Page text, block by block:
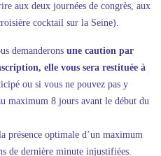
aux deux journées de congrès, aux
cocktail sur la Seine).
demanderons une caution par
elle vous sera restituée à
ou si vous ne pouvez pas y
maximum 8 jours avant le début du
présence optimale d’un maximum
de dernière minute injustifiées.